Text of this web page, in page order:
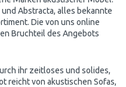
Abstracta, alles bekannte
Die von uns online
Bruchteil des Angebots
ihr zeitloses und solides,
reicht von akustischen Sofas,